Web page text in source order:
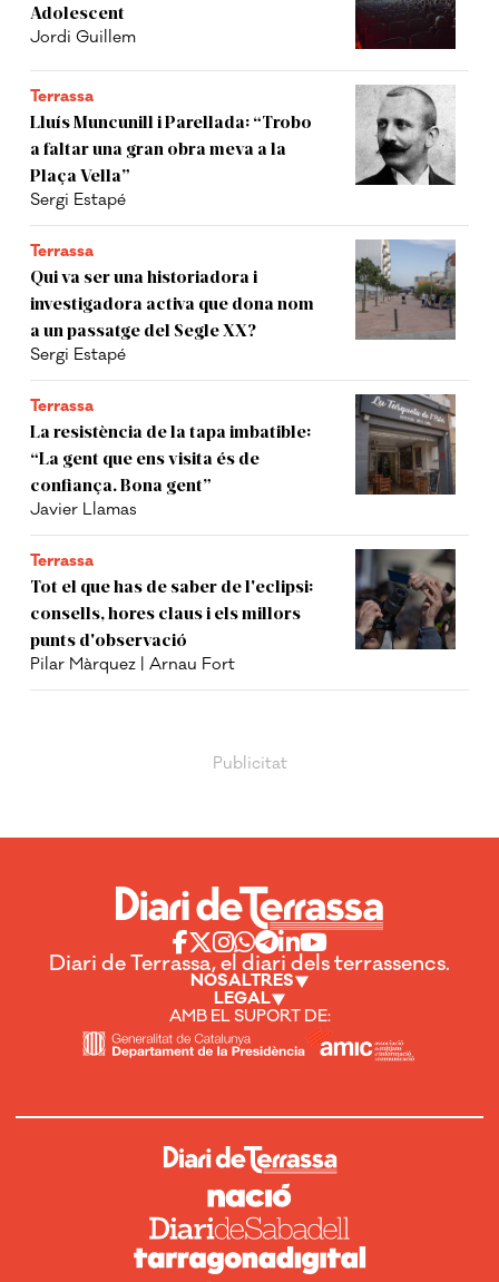
Adolescent
Jordi Guillem
Terrassa
Lluís Muncunill i Parellada: “Trobo
a faltar una gran obra meva a la
Plaça Vella”
Sergi Estapé
Terrassa
Qui va ser una historiadora i
investigadora activa que dona nom
a un passatge del Segle XX?
Sergi Estapé
Terrassa
La resistència de la tapa imbatible:
“La gent que ens visita és de
confiança. Bona gent”
Javier Llamas
Terrassa
Tot el que has de saber de l'eclipsi:
consells, hores claus i els millors
punts d'observació
Pilar Màrquez | Arnau Fort
Diari de Terrassa, el diari dels terrassencs.
NOSALTRES
LEGAL
AMB EL SUPORT DE: